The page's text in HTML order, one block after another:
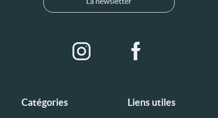
Catégories Liens utiles